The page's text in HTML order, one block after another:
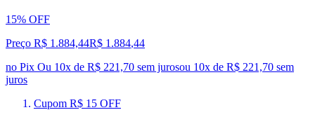
15% OFF
Preço R$ 1.884,44R$ 1.884,44
no Pix Ou 10x de R$ 221,70 sem jurosou 10x de R$ 221,70 sem
juros
Cupom R$ 15 OFF